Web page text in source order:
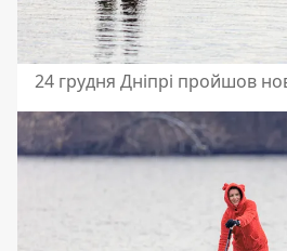
24 грудня Дніпрі пройшов